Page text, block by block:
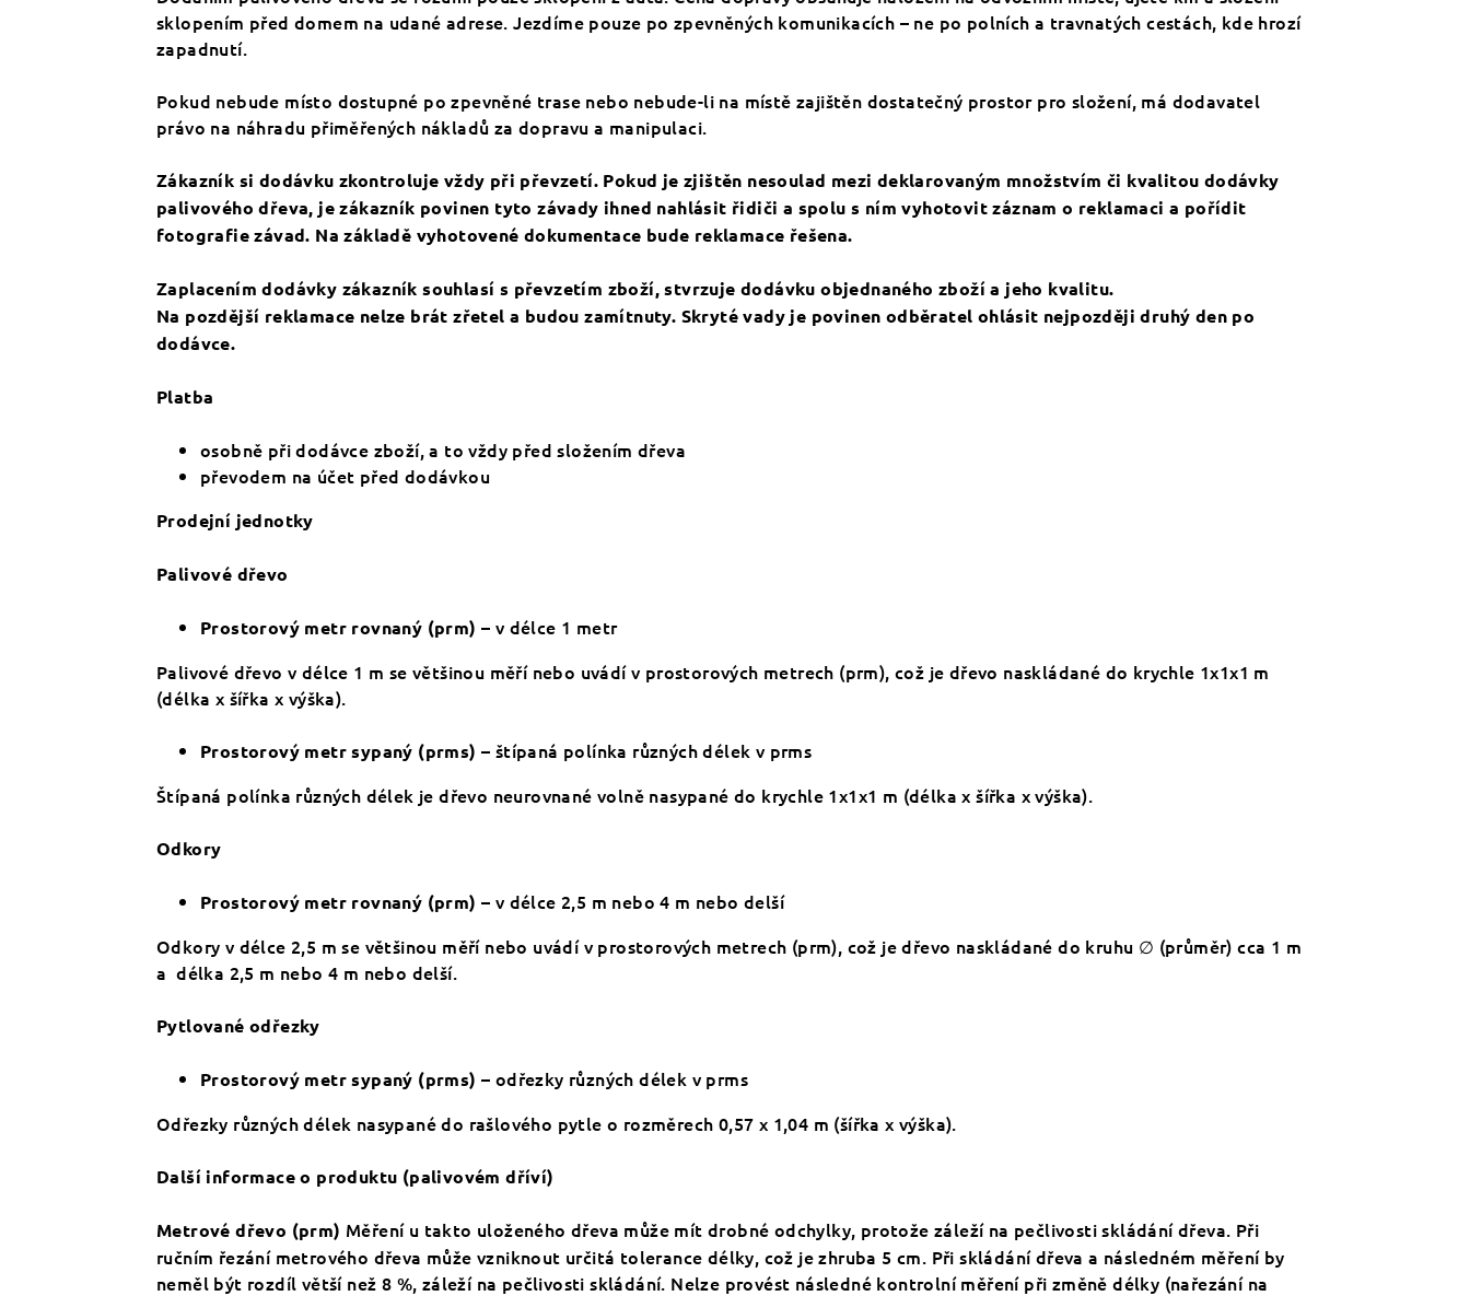
sklopením před domem na udané adrese. Jezdíme pouze po zpevněných komunikacích – ne po polních a travnatých cestách, kde hrozí
zapadnutí.
Pokud nebude místo dostupné po zpevněné trase nebo nebude-li na místě zajištěn dostatečný prostor pro složení, má dodavatel
právo na náhradu přiměřených nákladů za dopravu a manipulaci.
Zákazník si dodávku zkontroluje vždy při převzetí. Pokud je zjištěn nesoulad mezi deklarovaným množstvím či kvalitou dodávky
palivového dřeva, je zákazník povinen tyto závady ihned nahlásit řidiči a spolu s ním vyhotovit záznam o reklamaci a pořídit
fotografie závad. Na základě vyhotovené dokumentace bude reklamace řešena.
Zaplacením dodávky zákazník souhlasí s převzetím zboží, stvrzuje dodávku objednaného zboží a jeho kvalitu.
Na pozdější reklamace nelze brát zřetel a budou zamítnuty. Skryté vady je povinen odběratel ohlásit nejpozději druhý den po
dodávce.
Platba
osobně při dodávce zboží, a to vždy před složením dřeva
převodem na účet před dodávkou
Prodejní jednotky
Palivové dřevo
Prostorový metr rovnaný (prm) – v délce 1 metr
Palivové dřevo v délce 1 m se většinou měří nebo uvádí v prostorových metrech (prm), což je dřevo naskládané do krychle 1x1x1 m
(délka x šířka x výška).
Prostorový metr sypaný (prms) – štípaná polínka různých délek v prms
Štípaná polínka různých délek je dřevo neurovnané volně nasypané do krychle 1x1x1 m (délka x šířka x výška).
Odkory
Prostorový metr rovnaný (prm) – v délce 2,5 m nebo 4 m nebo delší
Odkory v délce 2,5 m se většinou měří nebo uvádí v prostorových metrech (prm), což je dřevo naskládané do kruhu ∅ (průměr) cca 1 m
a délka 2,5 m nebo 4 m nebo delší.
Pytlované odřezky
Prostorový metr sypaný (prms) – odřezky různých délek v prms
Odřezky různých délek nasypané do rašlového pytle o rozměrech 0,57 x 1,04 m (šířka x výška).
Další informace o produktu (palivovém dříví)
Metrové dřevo (prm) Měření u takto uloženého dřeva může mít drobné odchylky, protože záleží na pečlivosti skládání dřeva. Při
ručním řezání metrového dřeva může vzniknout určitá tolerance délky, což je zhruba 5 cm. Při skládání dřeva a následném měření by
neměl být rozdíl větší než 8 %, záleží na pečlivosti skládání. Nelze provést následné kontrolní měření při změně délky (nařezání na